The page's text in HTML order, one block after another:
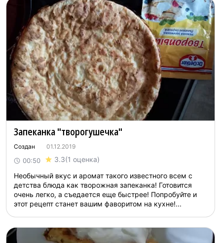
Запеканка "творогушечка"
Создан 01.12.2019
00:50 3.3(1 оценка)
Необычный вкус и аромат такого известного всем с
детства блюда как творожная запеканка! Готовится
очень легко, а съедается еще быстрее! Попробуйте и
этот рецепт станет вашим фаворитом на кухне!...